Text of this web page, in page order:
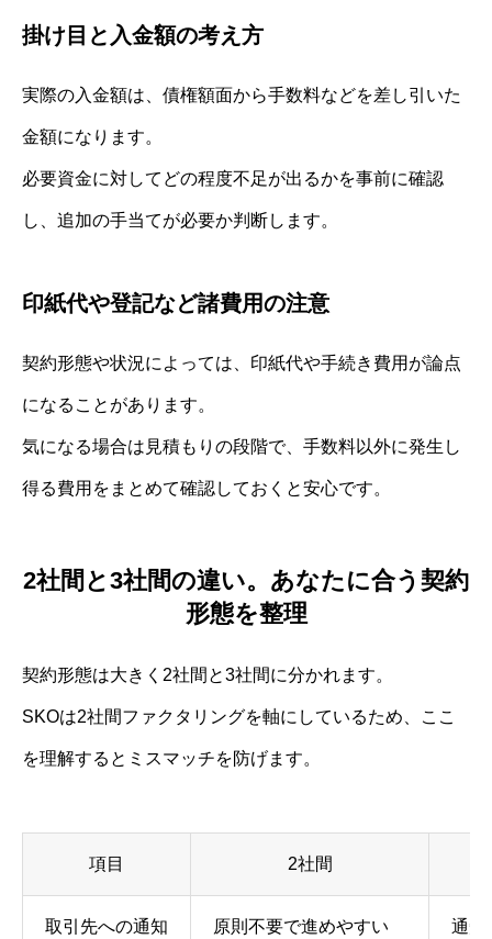
掛け目と入金額の考え方
実際の入金額は、債権額面から手数料などを差し引いた
金額になります。
必要資金に対してどの程度不足が出るかを事前に確認
し、追加の手当てが必要か判断します。
印紙代や登記など諸費用の注意
契約形態や状況によっては、印紙代や手続き費用が論点
になることがあります。
気になる場合は見積もりの段階で、手数料以外に発生し
得る費用をまとめて確認しておくと安心です。
2社間と3社間の違い。あなたに合う契約
形態を整理
契約形態は大きく2社間と3社間に分かれます。
SKOは2社間ファクタリングを軸にしているため、ここ
を理解するとミスマッチを防げます。
項目 2社間
取引先への通知 原則不要で進めやすい 通知